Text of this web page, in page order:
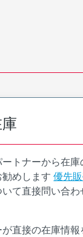
トナーから在庫
めします 優先
て直接問い合わ
直接の在庫情